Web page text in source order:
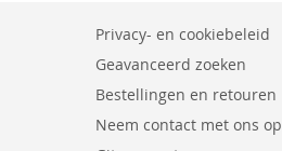
Privacy- en cookiebeleid
Geavanceerd zoeken
Bestellingen en retouren
Neem contact met ons op